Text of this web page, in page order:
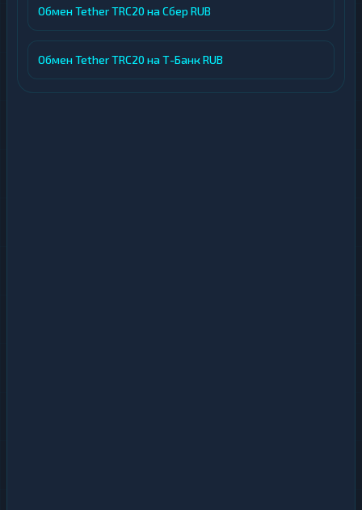
Обмен Tether TRC20 на Сбер RUB
Обмен Tether TRC20 на Т-Банк RUB